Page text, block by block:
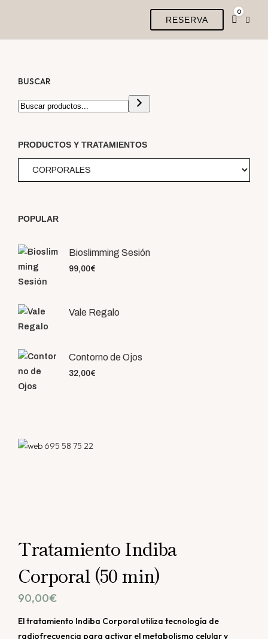
RESERVA
0
BUSCAR
PRODUCTOS Y TRATAMIENTOS
POPULAR
Bioslimming Sesión
99,00€
Vale Regalo
Contorno de Ojos
32,00€
695 58 75 22
Tratamiento Indiba
Corporal (50 min)
90,00€
El tratamiento Indiba Corporal utiliza tecnología de
radiofrecuencia para activar el metabolismo celular y